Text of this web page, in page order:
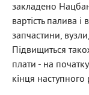
закладено
вартість палива і
запчастини,
Підвищиться
плати - на
кінця